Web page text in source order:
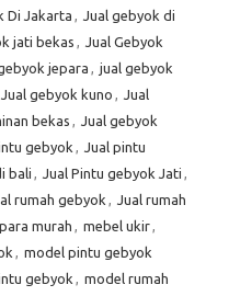
Di Jakarta , Jual gebyok di
jati bekas , Jual Gebyok
jepara , jual gebyok
Jual gebyok kuno , Jual
bekas , Jual gebyok
gebyok , Jual pintu
bali , Jual Pintu gebyok Jati ,
rumah gebyok , Jual rumah
murah , mebel ukir,
, model pintu gebyok
gebyok , model rumah